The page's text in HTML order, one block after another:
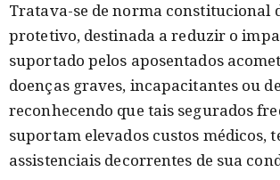
Tratava-se de norma constitucional
protetivo, destinada a reduzir o
suportado pelos aposentados
doenças graves, incapacitantes ou
reconhecendo que tais segurados
suportam elevados custos médicos,
assistenciais decorrentes de sua